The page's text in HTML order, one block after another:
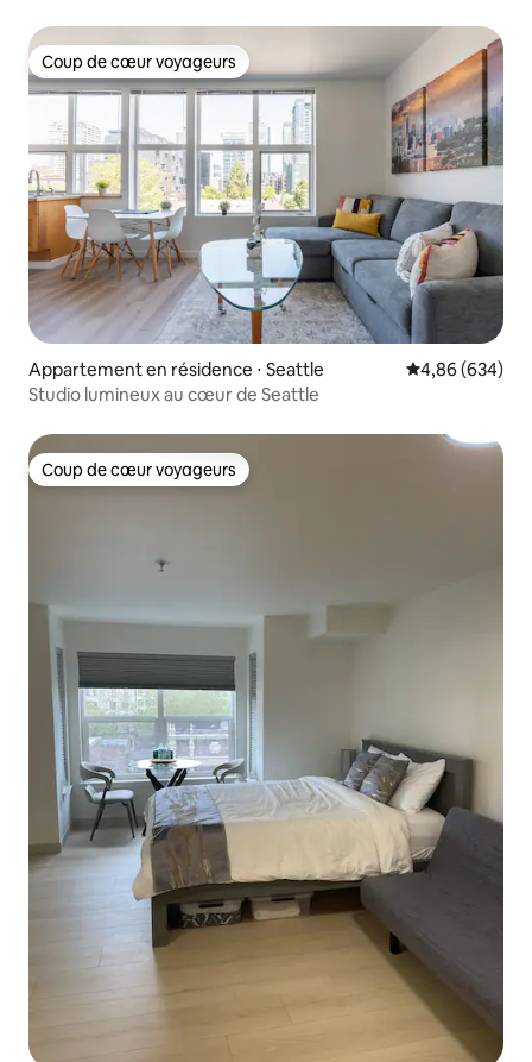
Coup de cœur voyageurs
Coup de cœur voyageurs
Appartement en résidence ⋅ Seattle Évaluation
4,86 (634)
Studio lumineux au cœur de Seattle
Coup de cœur voyageurs
Coup de cœur voyageurs